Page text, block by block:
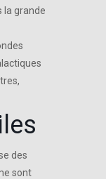
la grande
des
sont